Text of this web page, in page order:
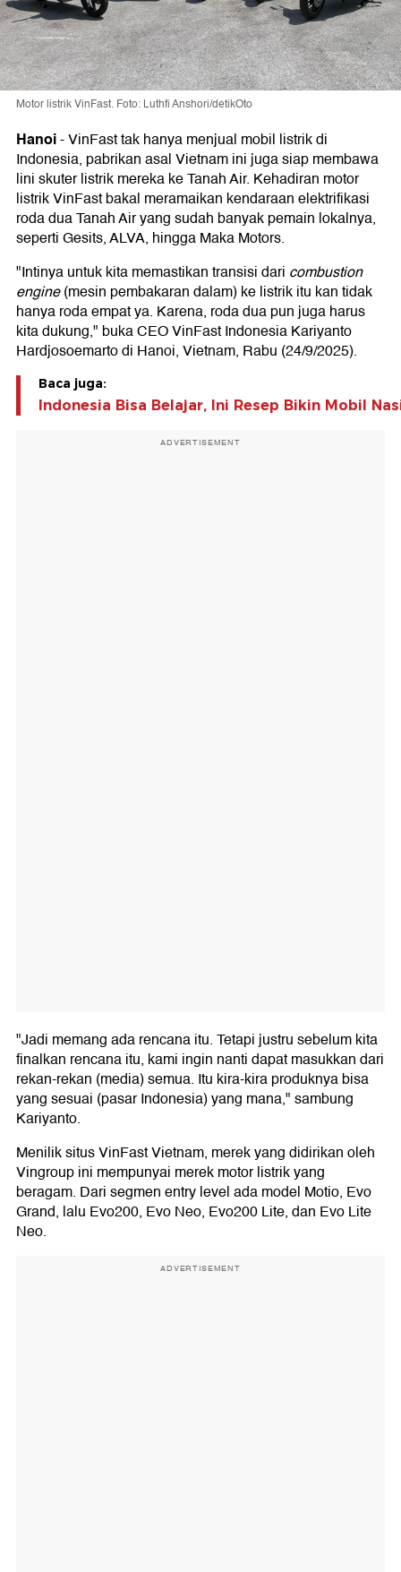
Motor listrik VinFast. Foto: Luthfi Anshori/detikOto
Hanoi-VinFast tak hanya menjual mobil listrik di
Indonesia, pabrikan asal Vietnam ini juga siap membawa
lini skuter listrik mereka ke Tanah Air. Kehadiran motor
listrik VinFast bakal meramaikan kendaraan elektrifikasi
roda dua Tanah Air yang sudah banyak pemain lokalnya,
seperti Gesits, ALVA, hingga Maka Motors.
"Intinya untuk kita memastikan transisi dari combustion
engine(mesin pembakaran dalam) ke listrik itu kan tidak
hanya roda empat ya. Karena, roda dua pun juga harus
kita dukung," buka CEO VinFast Indonesia Kariyanto
Hardjosoemarto di Hanoi, Vietnam, Rabu (24/9/2025).
Baca juga:
Indonesia Bisa Belajar, Ini Resep Bikin Mobil
ADVERTISEMENT
"Jadi memang ada rencana itu. Tetapi justru sebelum kita
finalkan rencana itu, kami ingin nanti dapat masukkan dari
rekan-rekan (media) semua. Itu kira-kira produknya bisa
yang sesuai (pasar Indonesia) yang mana," sambung
Kariyanto.
Menilik situs VinFast Vietnam, merek yang didirikan oleh
Vingroup ini mempunyai merek motor listrik yang
beragam. Dari segmen entry level ada model Motio, Evo
Grand, lalu Evo200, Evo Neo, Evo200 Lite, dan Evo Lite
Neo.
ADVERTISEMENT